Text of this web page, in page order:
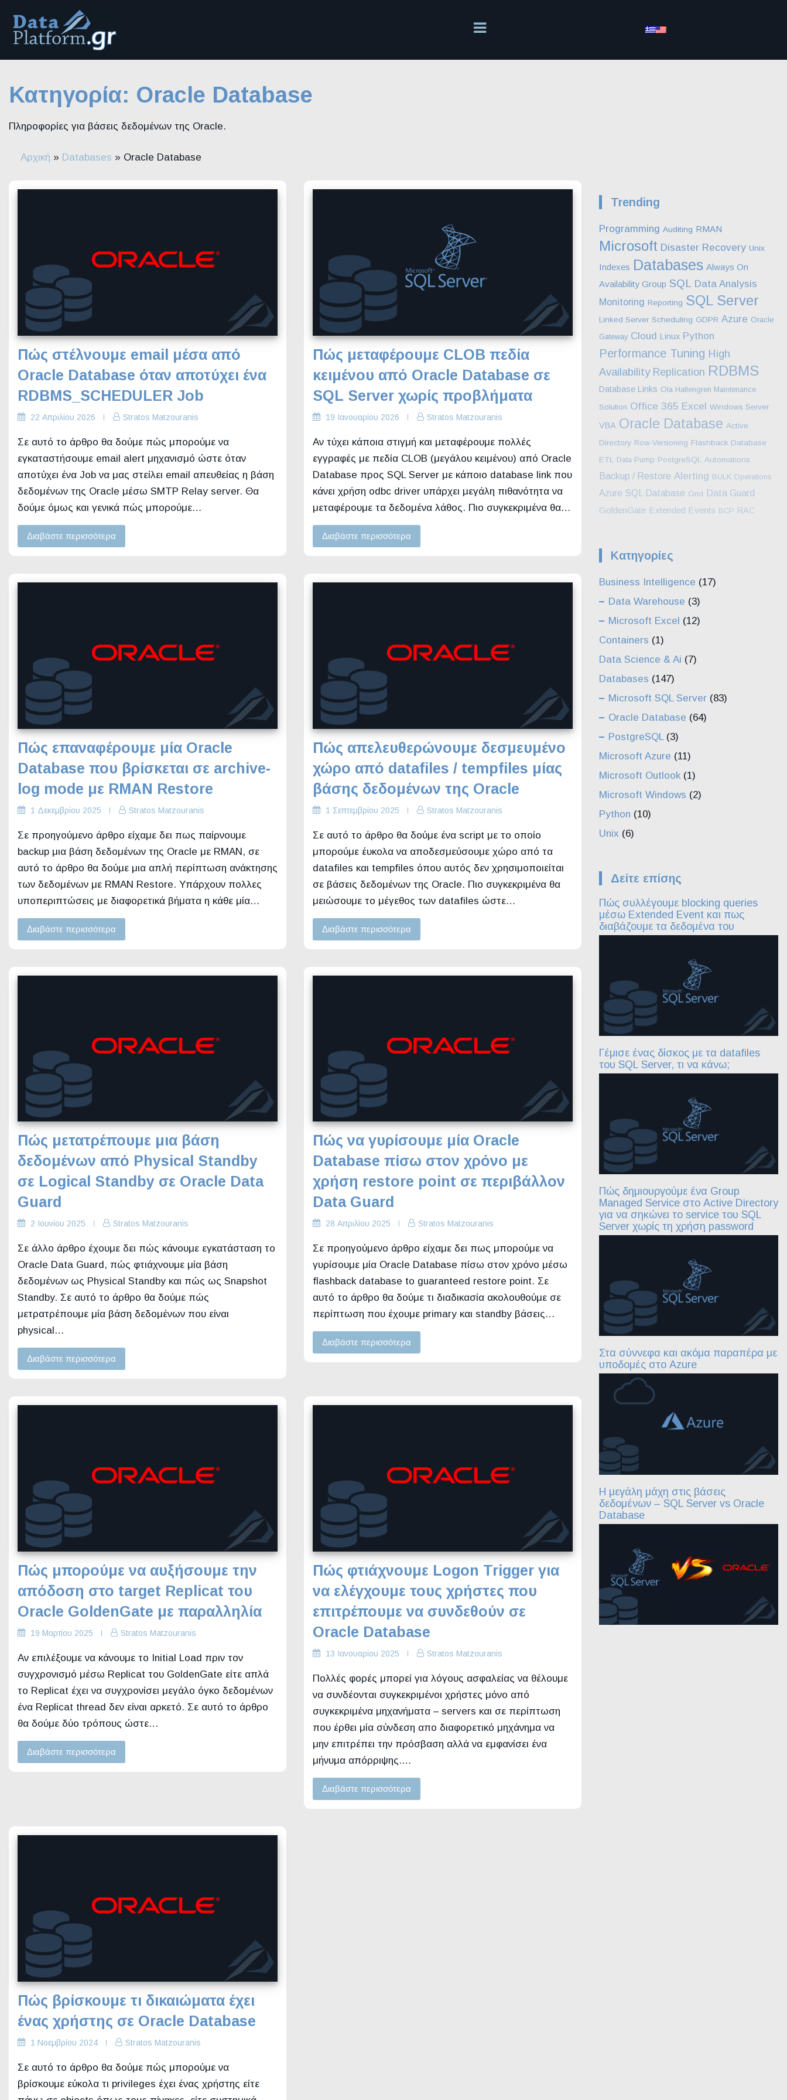
στο
περιεχόμενο
Κατηγορία: Oracle Database
Πληροφορίες για βάσεις δεδομένων της Oracle.
Αρχική » Databases » Oracle Database
Πώς στέλνουμε email μέσα από
Oracle Database όταν αποτύχει ένα
RDBMS_SCHEDULER Job
22 Απριλίου 2026 Stratos Matzouranis
Σε αυτό το άρθρο θα δούμε πώς μπορούμε να
εγκαταστήσουμε email alert μηχανισμό ώστε όταν
αποτύχει ένα Job να μας στείλει email απευθείας η βάση
δεδομένων της Oracle μέσω SMTP Relay server. Θα
δούμε όμως και γενικά πώς μπορούμε…
Διαβάστε περισσότερα
Πώς μεταφέρουμε CLOB πεδία
κειμένου από Oracle Database σε
SQL Server χωρίς προβλήματα
19 Ιανουαρίου 2026 Stratos Matzouranis
Αν τύχει κάποια στιγμή και μεταφέρουμε πολλές
εγγραφές με πεδία CLOB (μεγάλου κειμένου) από Oracle
Database προς SQL Server με κάποιο database link που
κάνει χρήση odbc driver υπάρχει μεγάλη πιθανότητα να
μεταφέρουμε τα δεδομένα λάθος. Πιο συγκεκριμένα θα…
Διαβάστε περισσότερα
Πώς επαναφέρουμε μία Oracle
Database που βρίσκεται σε archive-
log mode με RMAN Restore
1 Δεκεμβρίου 2025 Stratos Matzouranis
Σε προηγούμενο άρθρο είχαμε δει πως παίρνουμε
backup μια βάση δεδομένων της Oracle με RMAN, σε
αυτό το άρθρο θα δούμε μια απλή περίπτωση ανάκτησης
των δεδομένων με RMAN Restore. Υπάρχουν πολλες
υποπεριπτώσεις με διαφορετικά βήματα η κάθε μία…
Διαβάστε περισσότερα
Πώς απελευθερώνουμε δεσμευμένο
χώρο από datafiles / tempfiles μίας
βάσης δεδομένων της Oracle
1 Σεπτεμβρίου 2025 Stratos Matzouranis
Σε αυτό το άρθρο θα δούμε ένα script με το οποίο
μπορούμε έυκολα να αποδεσμεύσουμε χώρο από τα
datafiles και tempfiles όπου αυτός δεν χρησιμοποιείται
σε βάσεις δεδομένων της Oracle. Πιο συγκεκριμένα θα
μειώσουμε το μέγεθος των datafiles ώστε…
Διαβάστε περισσότερα
Πώς μετατρέπουμε μια βάση
δεδομένων από Physical Standby
σε Logical Standby σε Oracle Data
Guard
2 Ιουνίου 2025 Stratos Matzouranis
Σε άλλο άρθρο έχουμε δει πώς κάνουμε εγκατάσταση το
Oracle Data Guard, πώς φτιάχνουμε μία βάση
δεδομένων ως Physical Standby και πώς ως Snapshot
Standby. Σε αυτό το άρθρο θα δούμε πώς
μετρατρέπουμε μία βάση δεδομένων που είναι
physical…
Διαβάστε περισσότερα
Πώς να γυρίσουμε μία Oracle
Database πίσω στον χρόνο με
χρήση restore point σε περιβάλλον
Data Guard
28 Απριλίου 2025 Stratos Matzouranis
Σε προηγούμενο άρθρο είχαμε δει πως μπορούμε να
γυρίσουμε μία Oracle Database πίσω στον χρόνο μέσω
flashback database to guaranteed restore point. Σε
αυτό το άρθρο θα δούμε τι διαδικασία ακολουθούμε σε
περίπτωση που έχουμε primary και standby βάσεις…
Διαβάστε περισσότερα
Πώς μπορούμε να αυξήσουμε την
απόδοση στο target Replicat του
Oracle GoldenGate με παραλληλία
19 Μαρτίου 2025 Stratos Matzouranis
Αν επιλέξουμε να κάνουμε το Initial Load πριν τον
συγχρονισμό μέσω Replicat του GoldenGate είτε απλά
το Replicat έχει να συγχρονίσει μεγάλο όγκο δεδομένων
ένα Replicat thread δεν είναι αρκετό. Σε αυτό το άρθρο
θα δούμε δύο τρόπους ώστε…
Διαβάστε περισσότερα
Πώς φτιάχνουμε Logon Trigger για
να ελέγχουμε τους χρήστες που
επιτρέπουμε να συνδεθούν σε
Oracle Database
13 Ιανουαρίου 2025 Stratos Matzouranis
Πολλές φορές μπορεί για λόγους ασφαλείας να θέλουμε
να συνδέονται συγκεκριμένοι χρήστες μόνο από
συγκεκριμένα μηχανήματα – servers και σε περίπτωση
που έρθει μία σύνδεση απο διαφορετικό μηχάνημα να
μην επιτρέπει την πρόσβαση αλλά να εμφανίσει ένα
μήνυμα απόρριψης.…
Διαβάστε περισσότερα
Πώς βρίσκουμε τι δικαιώματα έχει
ένας χρήστης σε Oracle Database
1 Νοεμβρίου 2024 Stratos Matzouranis
Σε αυτό το άρθρο θα δούμε πώς μπορούμε να
βρίσκουμε εύκολα τι privileges έχει ένας χρήστης είτε
Trending
Programming Auditing RMAN
Microsoft Disaster Recovery Unix
Indexes Databases Always On
Availability Group SQL Data Analysis
Monitoring Reporting SQL Server
Linked Server Scheduling GDPR Azure Oracle
Gateway Cloud Linux Python
Performance Tuning High
Availability Replication RDBMS
Database Links Ola Hallengren Maintenance
Solution Office 365 Excel Windows Server
VBA Oracle Database Active
Directory Row-Versioning Flashback Database
ETL Data Pump PostgreSQL Automations
Backup / Restore Alerting BULK Operations
Azure SQL Database Grid Data Guard
GoldenGate Extended Events BCP RAC
Kατηγορίες
Business Intelligence (17)
Data Warehouse (3)
Microsoft Excel (12)
Containers (1)
Data Science & Ai (7)
Databases (147)
Microsoft SQL Server (83)
Oracle Database (64)
PostgreSQL(3)
Microsoft Azure (11)
Microsoft Outlook (1)
Microsoft Windows (2)
Python (10)
Unix (6)
Δείτε επίσης
Πώς συλλέγουμε blocking queries
μέσω Extended Event και πως
διαβάζουμε τα δεδομένα του
Γέμισε ένας δίσκος με τα datafiles
του SQL Server, τι να κάνω;
Πώς δημιουργούμε ένα Group
Managed Service στο Active Directory
για να σηκώνει το service του SQL
Server χωρίς τη χρήση password
Στα σύννεφα και ακόμα παραπέρα με
υποδομές στο Azure
Η μεγάλη μάχη στις βάσεις
δεδομένων – SQL Server vs Oracle
Database